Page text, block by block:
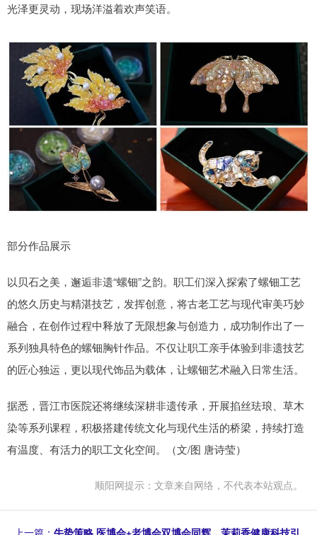
光泽更灵动，现场洋溢着欢声笑语。
部分作品展示
以贝石之美，邂逅非遗“螺钿”之韵。职工们深入探索了螺钿工艺
的悠久历史与精湛技艺，发挥创意，将古老工艺与现代审美巧妙
融合，在创作过程中释放了无限想象与创造力，成功制作出了一
系列独具特色的螺钿胸针作品。不仅让职工亲手体验到非遗技艺
的匠心独运，更以现代饰品为载体，让螺钿艺术融入日常生活。
据悉，晋江市医院还将继续深耕非遗传承，开展掐丝珐琅、草木
染等系列课程，积极搭建传统文化与现代生活的桥梁，持续打造
有温度、有活力的职工文化空间。（文/图 唐诗莹）
顺阳网提示：文章来自网络，不代表本站观点。
上一篇： 牛势策略 医博会+老博会双博会同辉，茉莉香健康科技引